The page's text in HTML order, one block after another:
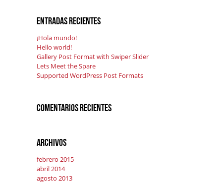
Entradas recientes
¡Hola mundo!
Hello world!
Gallery Post Format with Swiper Slider
Lets Meet the Spare
Supported WordPress Post Formats
Comentarios recientes
Archivos
febrero 2015
abril 2014
agosto 2013